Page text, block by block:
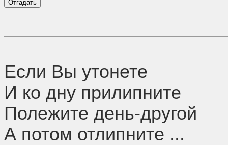
Если Вы утонете
И ко дну прилипните
Полежите день-другой
А потом отлипните ...